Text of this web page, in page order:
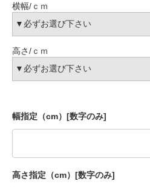
横幅/ｃｍ
高さ/ｃｍ
幅指定（cm）[数字のみ]
高さ指定（cm）[数字のみ]